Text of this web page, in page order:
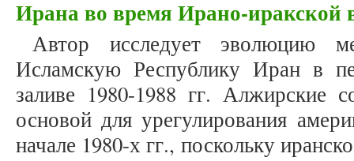
Ирана во время Ирано-иракской
Автор исследует эволюцию
Исламскую Республику Иран в
заливе 1980-1988 гг. Алжирские
основой для урегулирования
начале 1980-х гг., поскольку